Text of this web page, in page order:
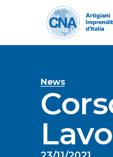
News